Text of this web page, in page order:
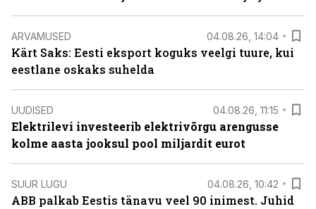
ARVAMUSED 04.08.26, 14:04
Kärt Saks: Eesti eksport koguks veelgi tuure, kui
eestlane oskaks suhelda
UUDISED 04.08.26, 11:15
Elektrilevi investeerib elektrivõrgu arengusse
kolme aasta jooksul pool miljardit eurot
SUUR LUGU 04.08.26, 10:42
ABB palkab Eestis tänavu veel 90 inimest. Juhid